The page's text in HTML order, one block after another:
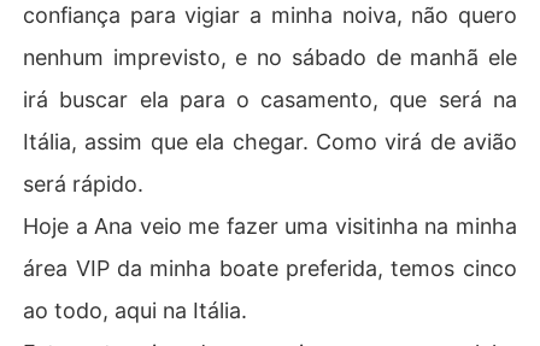
confiança para vigiar a minha noiva, não quero
nenhum imprevisto, e no sábado de manhã ele
irá buscar ela para o casamento, que será na
Itália, assim que ela chegar. Como virá de avião
será rápido.
Hoje a Ana veio me fazer uma visitinha na minha
área VIP da minha boate preferida, temos cinco
ao todo, aqui na Itália.